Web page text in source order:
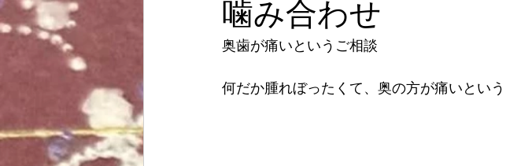
日本誇張法協会 頭蓋調整 首・肩
噛み合わせ
奥歯が痛いというご相談
何だか腫れぼったくて、奥の方が痛いという